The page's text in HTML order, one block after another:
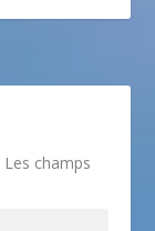
Les champs